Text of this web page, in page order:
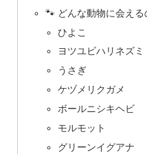
🐾 どんな動物に会える
ひよこ
ヨツユビハリネズミ
うさぎ
ケヅメリクガメ
ボールニシキヘビ
モルモット
グリーンイグアナ